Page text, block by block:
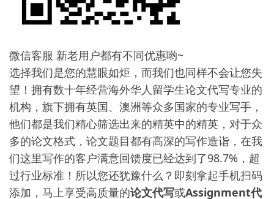
微信客服 新老用户都有不同优惠哟~
选择我们是您的慧眼如炬，而我们也同样不会让您失
望！拥有数十年经营海外华人留学生论文代写专业的
机构，旗下拥有英国、澳洲等众多国家的专业写手，
他们都是我们精心筛选出来的精英中的精英，对于众
多的论文格式，论文题目都有高深的写作造诣，在我
们这里写作的客户满意回馈度已经达到了98.7%，超
过行业标准！所以您还犹豫什么？即刻拿起手机扫码
添加，马上享受高质量的论文代写或Assignment代